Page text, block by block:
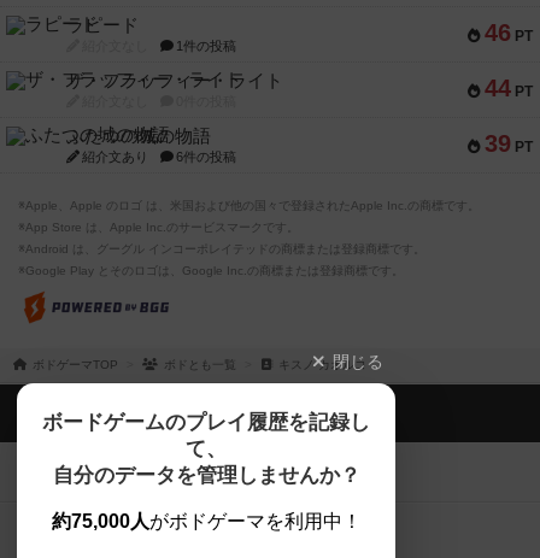
46 PT
ラピード
1件の投稿
44 PT
ザ・フラッフィー・ライト
39 PT
ふたつの城の物語
紹介文あり 6件の投稿
※Apple、Apple のロゴ は、米国および他の国々で登録されたApple Inc.の商標です。
※App Store は、Apple Inc.のサービスマークです。
※Android は、グーグル インコーポレイテッドの商標または登録商標です。
※Google Play とそのロゴは、Google Inc.の商標または登録商標です。
ボドゲーマTOP ボドとも一覧 キスノ カオルコ
閉じる
ボードゲームのプレイ履歴を記録し
て、
自分のデータを管理しませんか？
約75,000人がボドゲーマを利用中！
ボドゲーマTOP
ボードゲームを検索する
ボードゲームの新着レビュー